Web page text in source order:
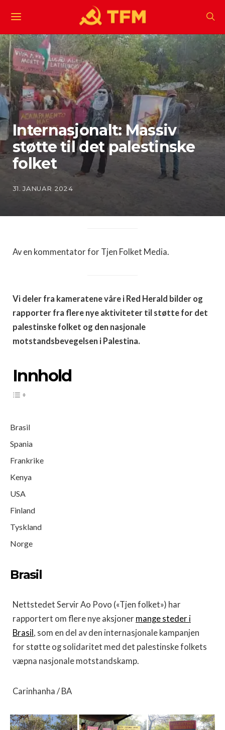
Internasjonalt: Massiv
støtte til det palestinske
folket
31. JANUAR 2024
Av en kommentator for Tjen Folket Media.
Vi deler fra kameratene våre i Red Herald bilder og
rapporter fra flere nye aktiviteter til støtte for det
palestinske folket og den nasjonale
motstandsbevegelsen i Palestina.
Innhold
Brasil
Spania
Frankrike
Kenya
USA
Finland
Tyskland
Norge
Brasil
Nettstedet Servir Ao Povo («Tjen folket») har
rapportert om flere nye aksjoner mange steder i
Brasil , som en del av den internasjonale kampanjen
for støtte og solidaritet med det palestinske folkets
væpna nasjonale motstandskamp.
Carinhanha / BA